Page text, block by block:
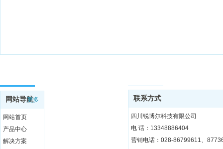
网站导航更多
网站首页
产品中心
解决方案
联系方式
四川锐博尔科技有限公司
电 话：13348886404
营销电话：028-86799611、